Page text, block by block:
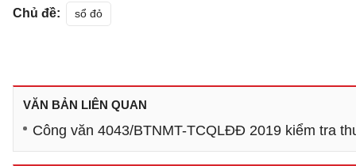
Chủ đề: sổ đỏ
VĂN BẢN LIÊN QUAN
Công văn 4043/BTNMT-TCQLĐĐ 2019 kiểm tra